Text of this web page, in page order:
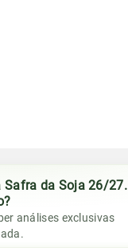
Safra da Soja 26/27.
análises exclusivas